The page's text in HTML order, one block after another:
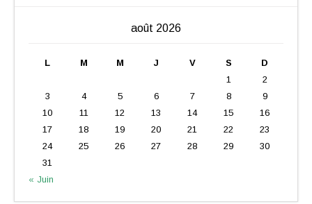
août 2026
L M M J V S
D
1
2
3
4 5 6 7 8
9
10
11 12 13 14 15
16
17
18 19 20 21 22
23
24
25 26 27 28 29
30
31
« Juin